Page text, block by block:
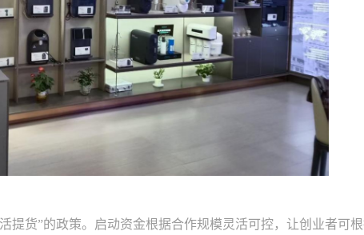
提货”的政策。启动资金根据合作规模灵活可控，让创业者可